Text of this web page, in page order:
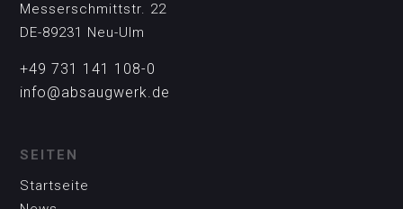
Messerschmittstr. 22
DE-89231 Neu-Ulm
+49 731 141 108-0
info@absaugwerk.de
SEITEN
Startseite